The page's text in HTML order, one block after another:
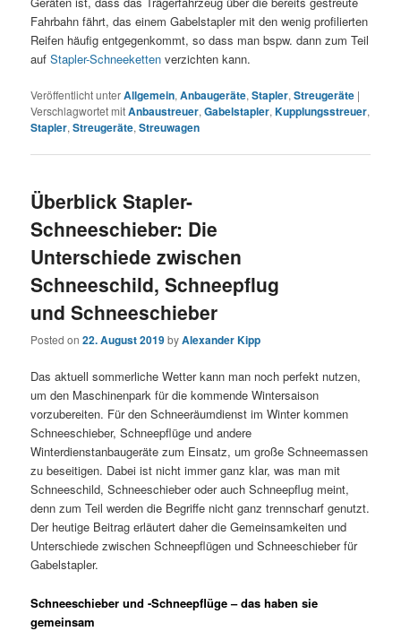
Fahrbahn fährt, das einem Gabelstapler mit den wenig profilierten
Reifen häufig entgegenkommt, so dass man bspw. dann zum Teil
aufStapler-Schneeketten verzichten kann.
Veröffentlicht unterAllgemein,Anbaugeräte,Stapler,Streugeräte |
Verschlagwortet mitAnbaustreuer,Gabelstapler,Kupplungsstreuer,
Stapler,Streugeräte,Streuwagen
Überblick Stapler-
Schneeschieber: Die
Unterschiede zwischen
Schneeschild, Schneepflug
und Schneeschieber
Posted on22. August 2019byAlexander Kipp
Das aktuell sommerliche Wetter kann man noch perfekt nutzen,
um den Maschinenpark für die kommende Wintersaison
vorzubereiten. Für den Schneeräumdienst im Winter kommen
Schneeschieber, Schneepflüge und andere
Winterdienstanbaugeräte zum Einsatz, um große Schneemassen
zu beseitigen. Dabei ist nicht immer ganz klar, was man mit
Schneeschild, Schneeschieber oder auch Schneepflug meint,
denn zum Teil werden die Begriffe nicht ganz trennscharf genutzt.
Der heutige Beitrag erläutert daher die Gemeinsamkeiten und
Unterschiede zwischen Schneepflügen und Schneeschieber für
Gabelstapler.
Schneeschieber und -Schneepflüge – das haben sie
gemeinsam